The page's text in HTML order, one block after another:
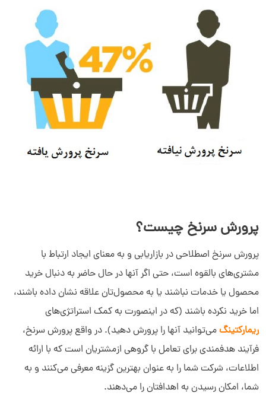
نقش CRM در پرورش سرنخ چیست؟
پرورش سرنخ چیست؟
پرورش سرنخ اصطلاحی در بازاریابی و به معنای ایجاد ارتباط با
مشتری‌های بالقوه است، حتی اگر آنها در حال حاضر به دنبال خرید
محصول یا خدمات نباشند یا به محصول‌تان علاقه نشان داده باشند،
اما خرید نکرده باشند (که در اینصورت به کمک استراتژی‌های
ریمارکتینگمی‌توانید آنها را پرورش دهید). در واقع پرورش سرنخ،
فرآیند هدفمندی برای تعامل با گروهی ازمشتریان است که با ارائه
اطلاعات، شرکت شما را به عنوان بهترین گزینه معرفی می‌کنند و به
شما، امکان رسیدن به اهدافتان را می‌دهند.